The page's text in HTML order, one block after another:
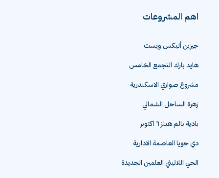
اهم المشروعات
جيزين أليكس ويست
هايد بارك التجمع الخامس
مشروع صواري الاسكندرية
زهرة الساحل الشمالي
بادية بالم هيلز ٦ اكتوبر
دي جويا العاصمة الادارية
الحي اللاتيني العلمين الجديدة